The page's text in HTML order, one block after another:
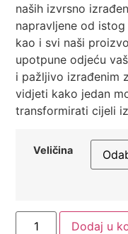
naših izvrsno
napravljene od
kao i svi naši
upotpune odjeću
i pažljivo izrađenim
vidjeti kako jedan
transformirati cijeli
Veličina
Dodaj u